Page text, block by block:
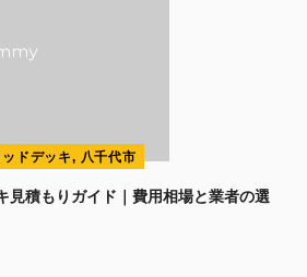
ッドデッキ, 八千代市
見積もりガイド｜費用相場と業者の選